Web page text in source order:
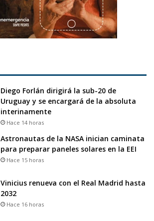
Diego Forlán dirigirá la sub-20 de
Uruguay y se encargará de la absoluta
interinamente
Hace 14 horas
Astronautas de la NASA inician caminata
para preparar paneles solares en la EEI
Hace 15 horas
Vinicius renueva con el Real Madrid hasta
2032
Hace 16 horas